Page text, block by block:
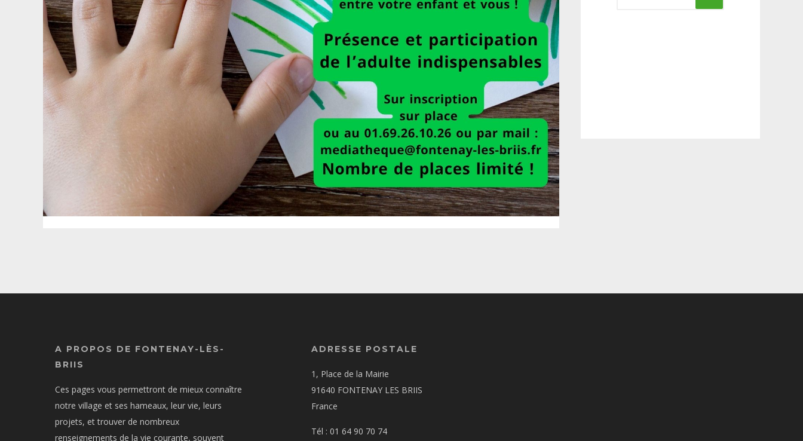
A PROPOS DE FONTENAY-LÈS-
BRIIS
Ces pages vous permettront de mieux connaître
notre village et ses hameaux, leur vie, leurs
projets, et trouver de nombreux
renseignements de la vie courante, souvent
ADRESSE POSTALE
1, Place de la Mairie
91640 FONTENAY LES BRIIS
France
Tél : 01 64 90 70 74